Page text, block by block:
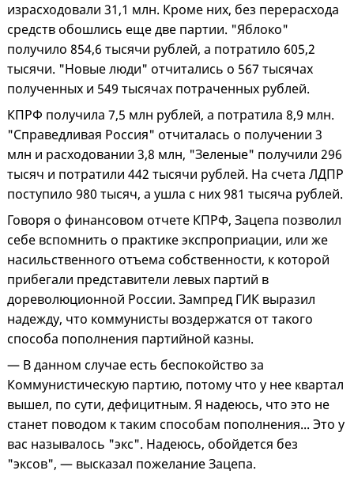
израсходовали 31,1 млн. Кроме них, без перерасхода
средств обошлись еще две партии. "Яблоко"
получило 854,6 тысячи рублей, а потратило 605,2
тысячи. "Новые люди" отчитались о 567 тысячах
полученных и 549 тысячах потраченных рублей.
КПРФ получила 7,5 млн рублей, а потратила 8,9 млн.
"Справедливая Россия" отчиталась о получении 3
млн и расходовании 3,8 млн, "Зеленые" получили 296
тысяч и потратили 442 тысячи рублей. На счета ЛДПР
поступило 980 тысяч, а ушла с них 981 тысяча рублей.
Говоря о финансовом отчете КПРФ, Зацепа позволил
себе вспомнить о практике экспроприации, или же
насильственного отъема собственности, к которой
прибегали представители левых партий в
дореволюционной России. Зампред ГИК выразил
надежду, что коммунисты воздержатся от такого
способа пополнения партийной казны.
— В данном случае есть беспокойство за
Коммунистическую партию, потому что у нее квартал
вышел, по сути, дефицитным. Я надеюсь, что это не
станет поводом к таким способам пополнения... Это у
вас называлось "экс". Надеюсь, обойдется без
"эксов", — высказал пожелание Зацепа.